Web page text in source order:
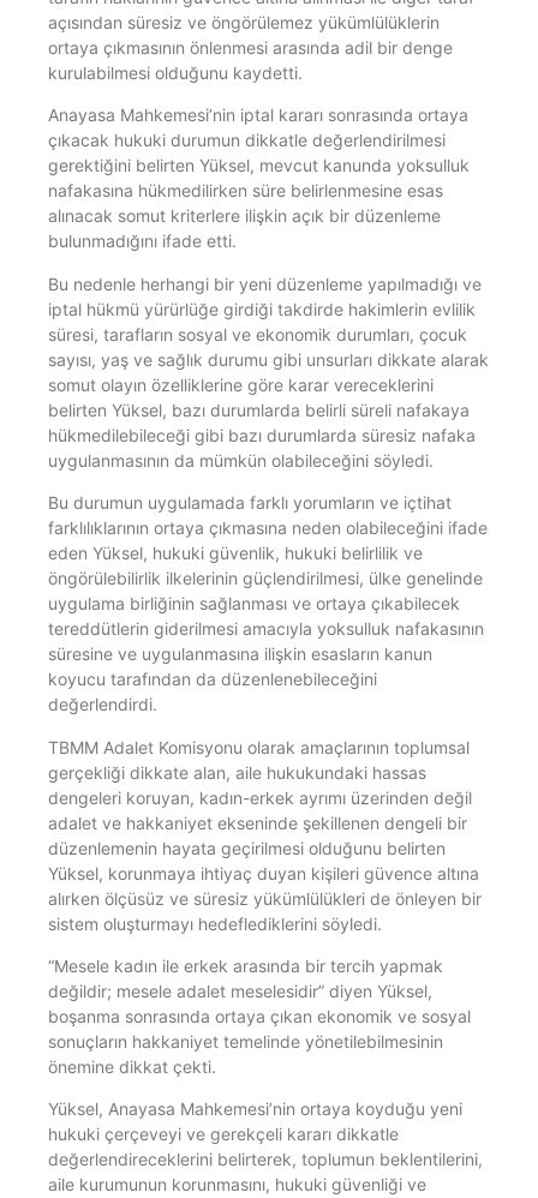
açısından süresiz ve öngörülemez yükümlülüklerin
ortaya çıkmasının önlenmesi arasında adil bir denge
kurulabilmesi olduğunu kaydetti.
Anayasa Mahkemesi’nin iptal kararı sonrasında ortaya
çıkacak hukuki durumun dikkatle değerlendirilmesi
gerektiğini belirten Yüksel, mevcut kanunda yoksulluk
nafakasına hükmedilirken süre belirlenmesine esas
alınacak somut kriterlere ilişkin açık bir düzenleme
bulunmadığını ifade etti.
Bu nedenle herhangi bir yeni düzenleme yapılmadığı ve
iptal hükmü yürürlüğe girdiği takdirde hakimlerin evlilik
süresi, tarafların sosyal ve ekonomik durumları, çocuk
sayısı, yaş ve sağlık durumu gibi unsurları dikkate alarak
somut olayın özelliklerine göre karar vereceklerini
belirten Yüksel, bazı durumlarda belirli süreli nafakaya
hükmedilebileceği gibi bazı durumlarda süresiz nafaka
uygulanmasının da mümkün olabileceğini söyledi.
Bu durumun uygulamada farklı yorumların ve içtihat
farklılıklarının ortaya çıkmasına neden olabileceğini ifade
eden Yüksel, hukuki güvenlik, hukuki belirlilik ve
öngörülebilirlik ilkelerinin güçlendirilmesi, ülke genelinde
uygulama birliğinin sağlanması ve ortaya çıkabilecek
tereddütlerin giderilmesi amacıyla yoksulluk nafakasının
süresine ve uygulanmasına ilişkin esasların kanun
koyucu tarafından da düzenlenebileceğini
değerlendirdi.
TBMM Adalet Komisyonu olarak amaçlarının toplumsal
gerçekliği dikkate alan, aile hukukundaki hassas
dengeleri koruyan, kadın-erkek ayrımı üzerinden değil
adalet ve hakkaniyet ekseninde şekillenen dengeli bir
düzenlemenin hayata geçirilmesi olduğunu belirten
Yüksel, korunmaya ihtiyaç duyan kişileri güvence altına
alırken ölçüsüz ve süresiz yükümlülükleri de önleyen bir
sistem oluşturmayı hedeflediklerini söyledi.
“Mesele kadın ile erkek arasında bir tercih yapmak
değildir; mesele adalet meselesidir” diyen Yüksel,
boşanma sonrasında ortaya çıkan ekonomik ve sosyal
sonuçların hakkaniyet temelinde yönetilebilmesinin
önemine dikkat çekti.
Yüksel, Anayasa Mahkemesi’nin ortaya koyduğu yeni
hukuki çerçeveyi ve gerekçeli kararı dikkatle
değerlendireceklerini belirterek, toplumun beklentilerini,
aile kurumunun korunmasını, hukuki güvenliği ve